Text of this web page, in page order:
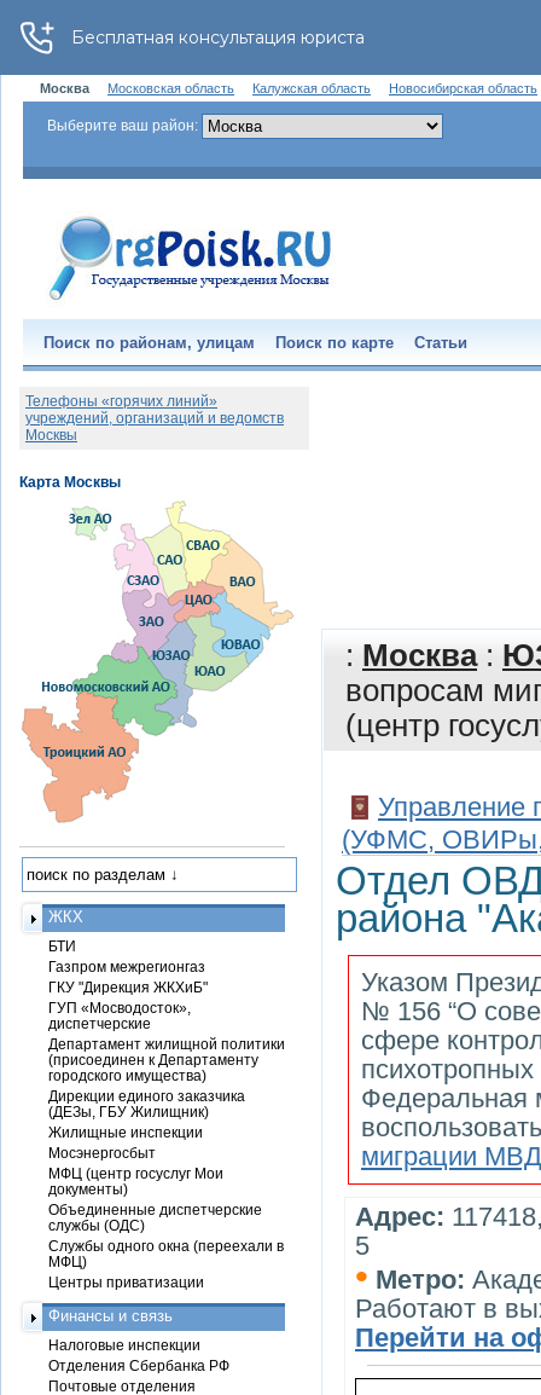
Москва Московская область Калужская область Новосибирская область
Выберите ваш район:
Поиск по районам, улицам Поиск по карте Статьи
: Москва:
вопросам
(центр
Управление
(УФМС, ОВИРы,
Отдел
района
Указом
№ 156 “О
сфере
Федеральная
миграции
Адрес:
5
• Метро:
Работают в
Перейти на
Телефоны «горячих линий»
учреждений, организаций и ведомств
Москвы
ЖКХ
БТИ
Газпром межрегионгаз
ГКУ "Дирекция ЖКХиБ"
ГУП «Мосводосток»,
диспетчерские
Департамент жилищной политики
(присоединен к Департаменту
городского имущества)
Дирекции единого заказчика
(ДЕЗы, ГБУ Жилищник)
Жилищные инспекции
Мосэнергосбыт
МФЦ (центр госуслуг Мои
документы)
Объединенные диспетчерские
службы (ОДС)
Службы одного окна (переехали в
МФЦ)
Центры приватизации
Финансы и связь
Налоговые инспекции
Отделения Сбербанка РФ
Почтовые отделения